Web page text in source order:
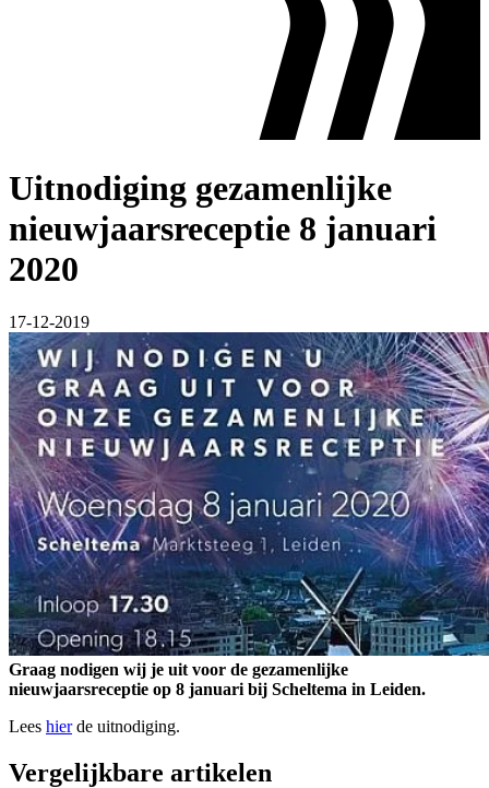
Uitnodiging gezamenlijke
nieuwjaarsreceptie 8 januari
2020
17-12-2019
Graag nodigen wij je uit voor de gezamenlijke
nieuwjaarsreceptie op 8 januari bij Scheltema in Leiden.
Lees hierde uitnodiging.
Vergelijkbare artikelen